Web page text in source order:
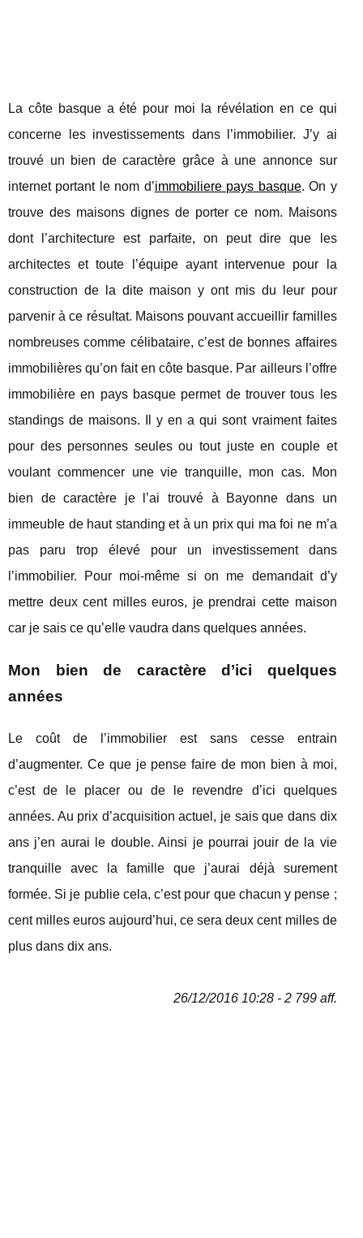
La côte basque a été pour moi la révélation en ce qui
concerne les investissements dans l’immobilier. J’y ai
trouvé un bien de caractère grâce à une annonce sur
internet portant le nom d’immobiliere pays basque. On y
trouve des maisons dignes de porter ce nom. Maisons
dont l’architecture est parfaite, on peut dire que les
architectes et toute l’équipe ayant intervenue pour la
construction de la dite maison y ont mis du leur pour
parvenir à ce résultat. Maisons pouvant accueillir familles
nombreuses comme célibataire, c’est de bonnes affaires
immobilières qu’on fait en côte basque. Par ailleurs l’offre
immobilière en pays basque permet de trouver tous les
standings de maisons. Il y en a qui sont vraiment faites
pour des personnes seules ou tout juste en couple et
voulant commencer une vie tranquille, mon cas. Mon
bien de caractère je l’ai trouvé à Bayonne dans un
immeuble de haut standing et à un prix qui ma foi ne m’a
pas paru trop élevé pour un investissement dans
l’immobilier. Pour moi-même si on me demandait d’y
mettre deux cent milles euros, je prendrai cette maison
car je sais ce qu’elle vaudra dans quelques années.
Mon bien de caractère d’ici quelques
années
Le coût de l’immobilier est sans cesse entrain
d’augmenter. Ce que je pense faire de mon bien à moi,
c’est de le placer ou de le revendre d’ici quelques
années. Au prix d’acquisition actuel, je sais que dans dix
ans j’en aurai le double. Ainsi je pourrai jouir de la vie
tranquille avec la famille que j’aurai déjà surement
formée. Si je publie cela, c’est pour que chacun y pense ;
cent milles euros aujourd’hui, ce sera deux cent milles de
plus dans dix ans.
26/12/2016 10:28 - 2 799 aff.